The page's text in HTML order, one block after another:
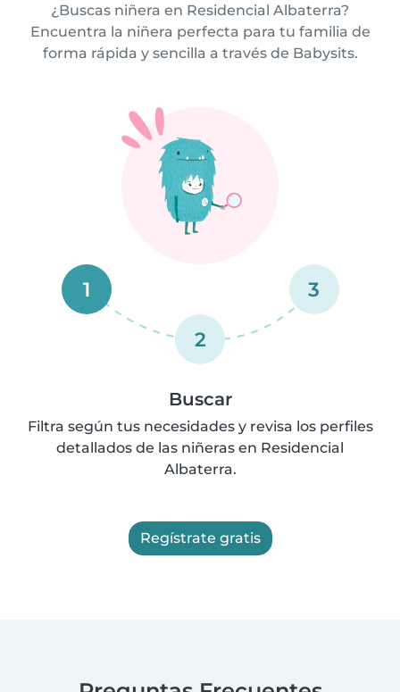
¿Buscas niñera en Residencial Albaterra?
Encuentra la niñera perfecta para tu familia de
forma rápida y sencilla a través de Babysits.
1
2
3
Buscar
Filtra según tus necesidades y revisa los perfiles
detallados de las niñeras en Residencial
Albaterra.
Regístrate gratis